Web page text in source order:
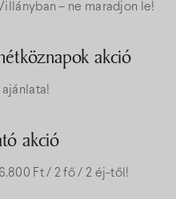
– ne maradjon le!
akció
akció
Ft / 2 fő / 2 éj-től!